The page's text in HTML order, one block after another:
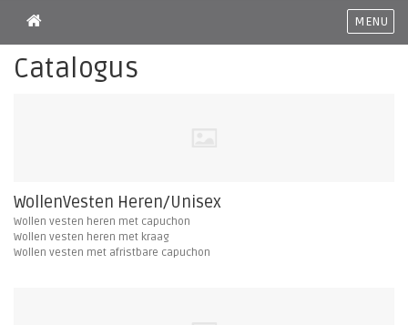
MENU
Catalogus
WollenVesten Heren/Unisex
Wollen vesten heren met capuchon
Wollen vesten heren met kraag
Wollen vesten met afristbare capuchon